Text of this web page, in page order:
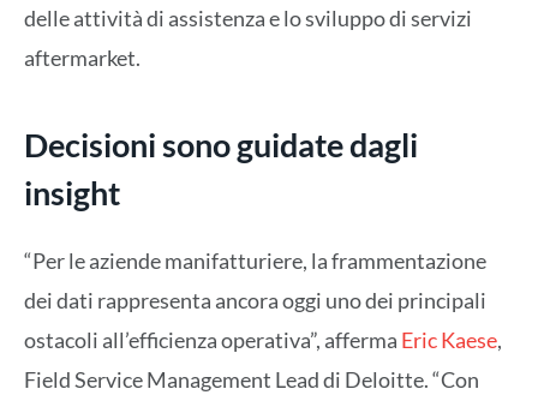
delle attività di assistenza e lo sviluppo di servizi
aftermarket.
Decisioni sono guidate dagli
insight
“Per le aziende manifatturiere, la frammentazione
dei dati rappresenta ancora oggi uno dei principali
ostacoli all’efficienza operativa”, afferma Eric Kaese,
Field Service Management Lead di Deloitte. “Con